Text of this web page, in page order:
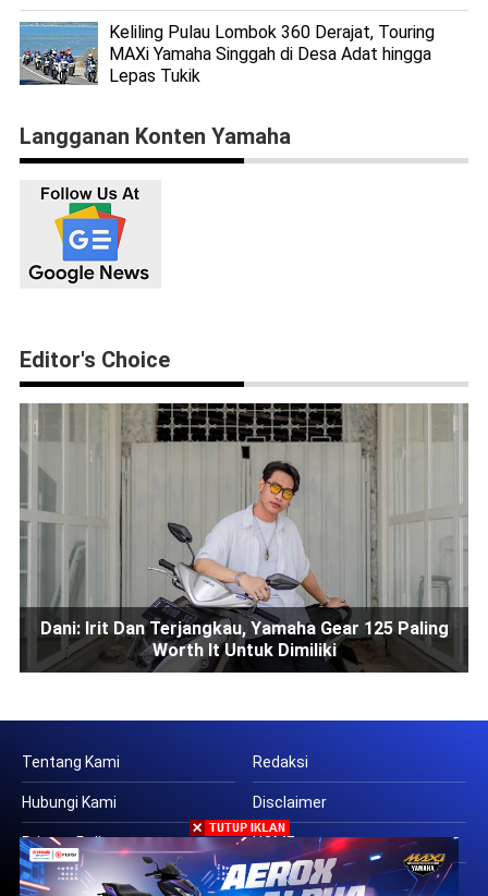
Keliling Pulau Lombok 360 Derajat, Touring
MAXi Yamaha Singgah di Desa Adat hingga
Lepas Tukik
Langganan Konten Yamaha
Editor's Choice
Dani: Irit Dan Terjangkau, Yamaha Gear 125 Paling
Worth It Untuk Dimiliki
Tentang Kami Redaksi
Hubungi Kami Disclaimer
Privacy Policy HOME